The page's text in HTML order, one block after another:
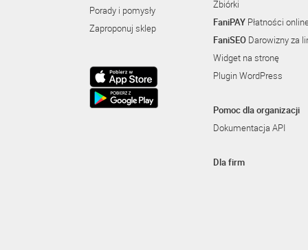
Porady i pomysły
Zaproponuj sklep
Zbiórki
FaniPAY Płatności
FaniSEO Darowizny za
Widget na stronę
Plugin WordPress
Pomoc dla organizacji
Dokumentacja API
Dla firm